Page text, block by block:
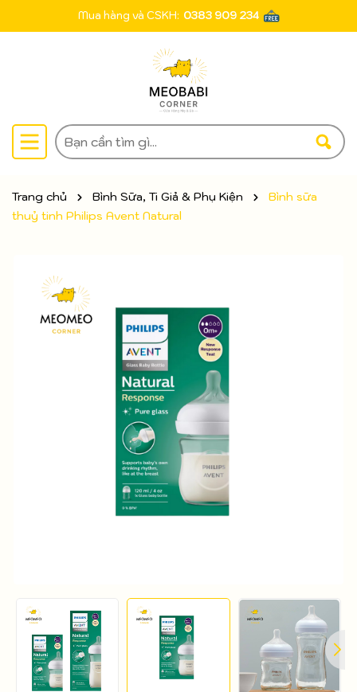
Mua hàng và CSKH: 0383 909 234
Trang chủ Bình Sữa, Ti Giả & Phụ Kiện
Bình sữa
thuỷ tinh Philips Avent Natural